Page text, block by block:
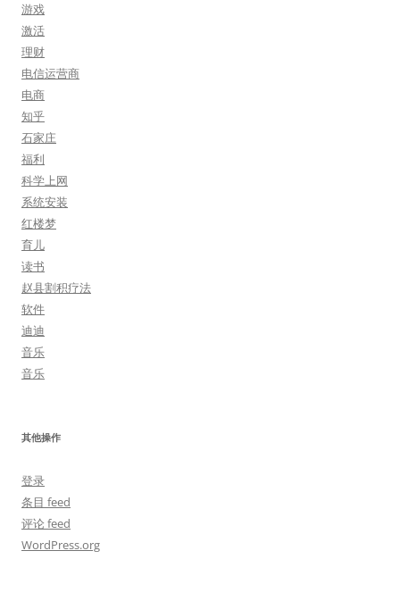
游戏
激活
理财
电信运营商
电商
知乎
石家庄
福利
科学上网
系统安装
红楼梦
育儿
读书
赵县割积疗法
软件
迪迪
音乐
音乐
其他操作
登录
条目 feed
评论 feed
WordPress.org